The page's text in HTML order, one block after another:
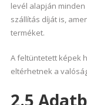
levél alapján
szállítás díját is,
terméket.
A feltüntetett képek
eltérhetnek a
2.5